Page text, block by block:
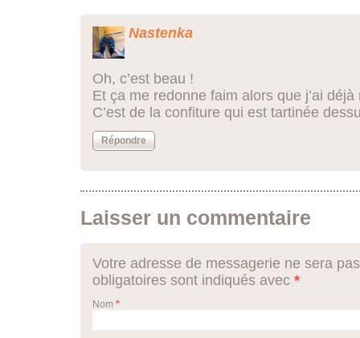
Nastenka
Oh, c’est beau !
Et ça me redonne faim alors que j’ai
C’est de la confiture qui est tartinée
Répondre
Laisser un commentaire
Votre adresse de messagerie ne sera
obligatoires sont indiqués avec *
Nom *